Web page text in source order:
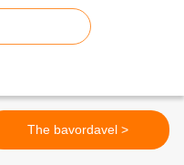
The bavordavel >